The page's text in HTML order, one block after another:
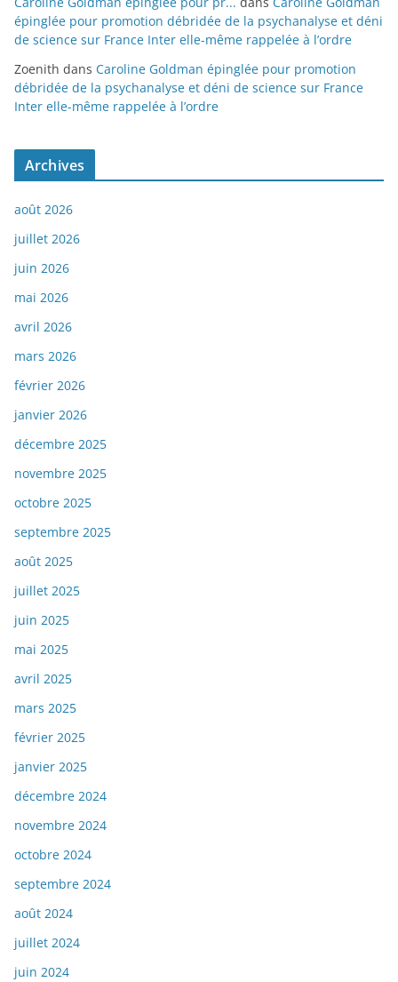
épinglée pour promotion débridée de la psychanalyse et déni
de science sur France Inter elle-même rappelée à l’ordre
Zoenith dans Caroline Goldman épinglée pour promotion
débridée de la psychanalyse et déni de science sur France
Inter elle-même rappelée à l’ordre
Archives
août 2026
juillet 2026
juin 2026
mai 2026
avril 2026
mars 2026
février 2026
janvier 2026
décembre 2025
novembre 2025
octobre 2025
septembre 2025
août 2025
juillet 2025
juin 2025
mai 2025
avril 2025
mars 2025
février 2025
janvier 2025
décembre 2024
novembre 2024
octobre 2024
septembre 2024
août 2024
juillet 2024
juin 2024